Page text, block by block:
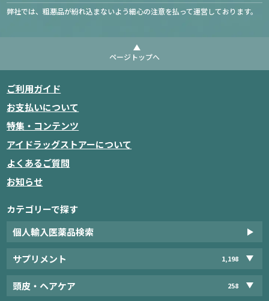
弊社では、粗悪品が紛れ込まないよう細心の注意を払って運営しております。
ページトップへ
ご利用ガイド
お支払いについて
特集・コンテンツ
アイドラッグストアーについて
よくあるご質問
お知らせ
カテゴリーで探す
個人輸入医薬品検索
サプリメント 1,198
頭皮・ヘアケア 258